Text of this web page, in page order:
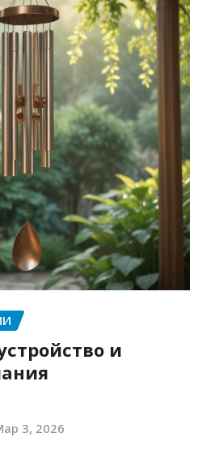
и
3, 2026